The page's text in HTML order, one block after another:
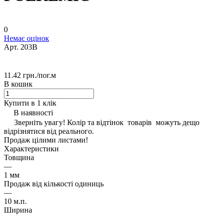
0
Немає оцінок
Арт. 203B
11.42 грн./пог.м
В кошик
Купити в 1 клік
В наявності
Зверніть увагу! Колір та відтінок товарів можуть дещо
відрізнятися від реального.
Продаж цілими листами!
Характеристики
Товщина
—
1 мм
Продаж від кількості одиниць
—
10 м.п.
Ширина